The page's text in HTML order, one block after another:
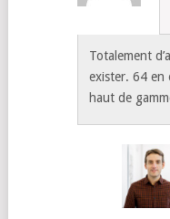
Totalement
exister. 64 en
haut de